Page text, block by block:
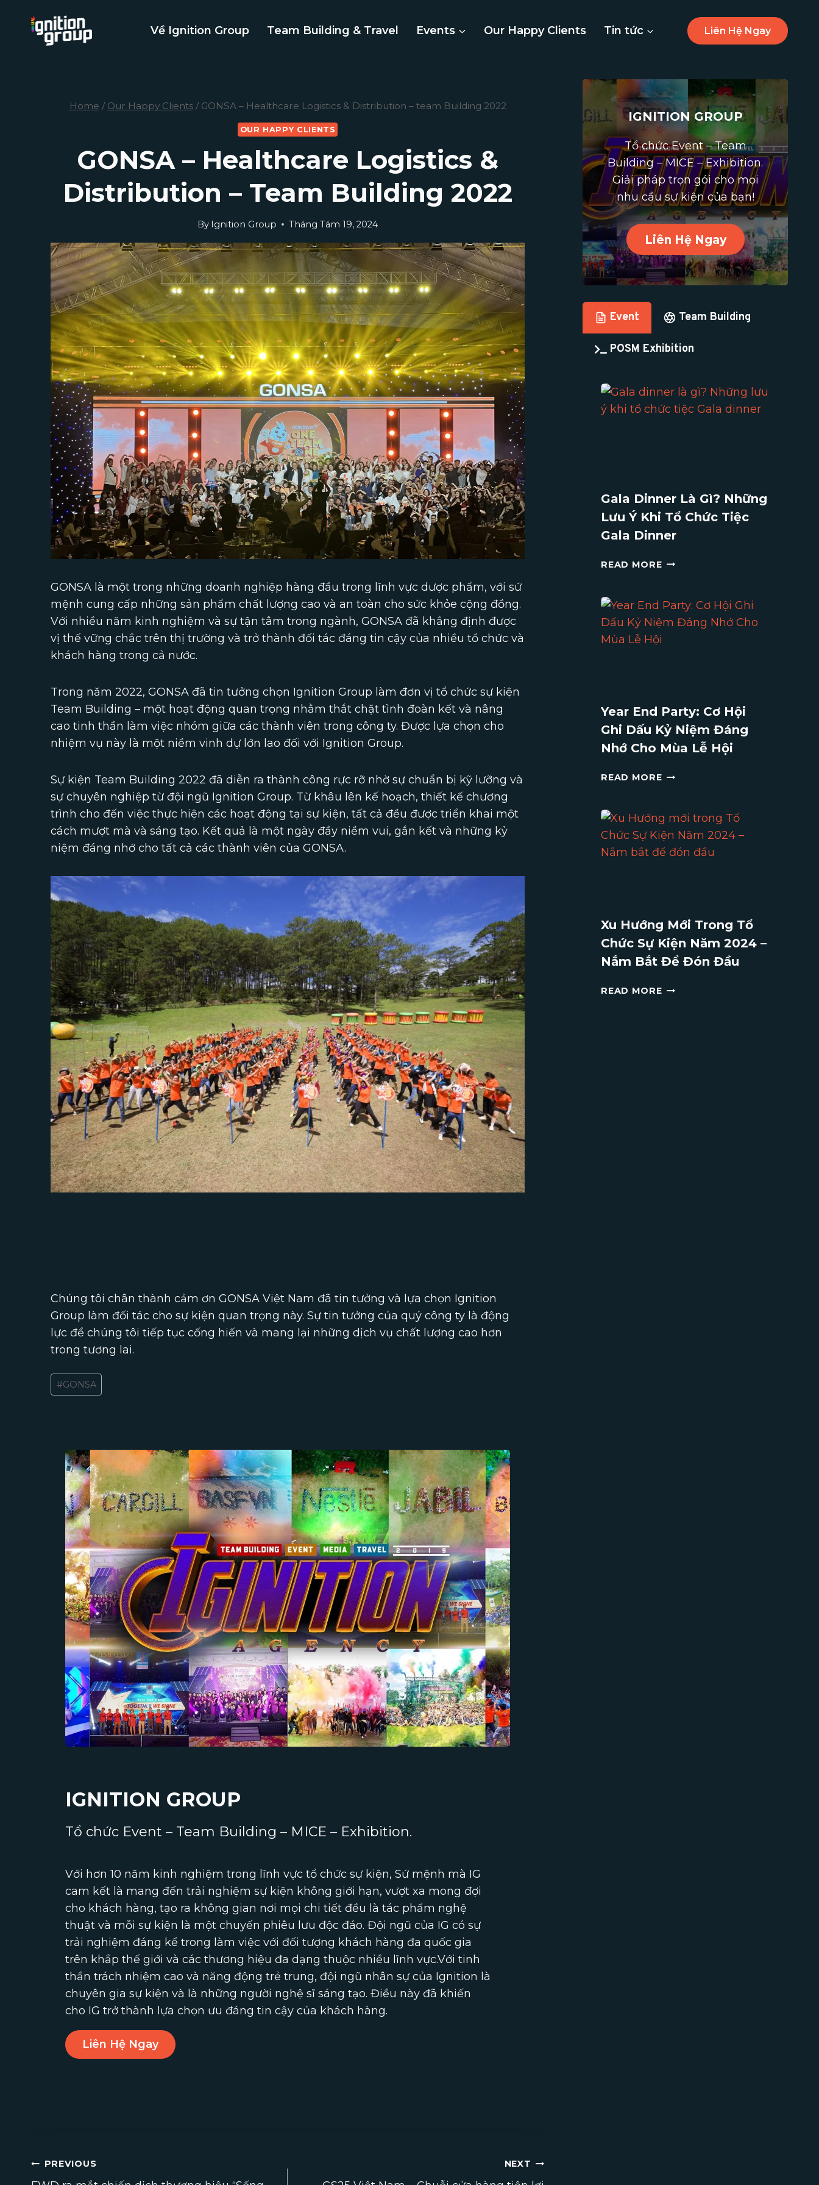
Về Ignition Group Team Building & Travel Events Our Happy Clients Tin tức Liên Hệ Ngay
Home / Our Happy Clients / GONSA – Healthcare Logistics & Distribution – team Building 2022
OUR HAPPY CLIENTS
GONSA – Healthcare Logistics &
Distribution – Team Building 2022
By Ignition Group Tháng Tám 19, 2024
GONSA là một trong những doanh nghiệp hàng đầu trong lĩnh vực dược phẩm, với sứ
mệnh cung cấp những sản phẩm chất lượng cao và an toàn cho sức khỏe cộng đồng.
Với nhiều năm kinh nghiệm và sự tận tâm trong ngành, GONSA đã khẳng định được
vị thế vững chắc trên thị trường và trở thành đối tác đáng tin cậy của nhiều tổ chức và
khách hàng trong cả nước.
Trong năm 2022, GONSA đã tin tưởng chọn Ignition Group làm đơn vị tổ chức sự kiện
Team Building – một hoạt động quan trọng nhằm thắt chặt tình đoàn kết và nâng
cao tinh thần làm việc nhóm giữa các thành viên trong công ty. Được lựa chọn cho
nhiệm vụ này là một niềm vinh dự lớn lao đối với Ignition Group.
Sự kiện Team Building 2022 đã diễn ra thành công rực rỡ nhờ sự chuẩn bị kỹ lưỡng và
sự chuyên nghiệp từ đội ngũ Ignition Group. Từ khâu lên kế hoạch, thiết kế chương
trình cho đến việc thực hiện các hoạt động tại sự kiện, tất cả đều được triển khai một
cách mượt mà và sáng tạo. Kết quả là một ngày đầy niềm vui, gắn kết và những kỷ
niệm đáng nhớ cho tất cả các thành viên của GONSA.
Chúng tôi chân thành cảm ơn GONSA Việt Nam đã tin tưởng và lựa chọn Ignition
Group làm đối tác cho sự kiện quan trọng này. Sự tin tưởng của quý công ty là động
lực để chúng tôi tiếp tục cống hiến và mang lại những dịch vụ chất lượng cao hơn
trong tương lai.
Post
Tags:
#GONSA
IGNITION GROUP
Tổ chức Event – Team Building – MICE – Exhibition.
Với hơn 10 năm kinh nghiệm trong lĩnh vực tổ chức sự kiện, Sứ mệnh mà IG
cam kết là mang đến trải nghiệm sự kiện không giới hạn, vượt xa mong đợi
cho khách hàng, tạo ra không gian nơi mọi chi tiết đều là tác phẩm nghệ
thuật và mỗi sự kiện là một chuyến phiêu lưu độc đáo. Đội ngũ của IG có sự
trải nghiệm đáng kể trong làm việc với đối tượng khách hàng đa quốc gia
trên khắp thế giới và các thương hiệu đa dạng thuộc nhiều lĩnh vực.Với tinh
thần trách nhiệm cao và năng động trẻ trung, đội ngũ nhân sự của Ignition là
chuyên gia sự kiện và là những người nghệ sĩ sáng tạo. Điều này đã khiến
cho IG trở thành lựa chọn ưu đáng tin cậy của khách hàng.
Liên Hệ Ngay
Điều
PREVIOUS NEXT
IGNITION GROUP
Tổ chức Event – Team
Building – MICE – Exhibition.
Giải pháp trọn gói cho mọi
nhu cầu sự kiện của bạn!
Liên Hệ Ngay
Event Team Building
POSM Exhibition
Gala Dinner Là Gì? Những
Lưu Ý Khi Tổ Chức Tiệc
Gala Dinner
READ MOREGALA
GÌ?
NHỮNG
GALA
DINNER
Year End Party: Cơ Hội
Ghi Dấu Kỷ Niệm Đáng
Nhớ Cho Mùa Lễ Hội
READ MOREYEAR
CƠ
HỘI
GHI
DẤU
CHO
MÙA
LỄ
Xu Hướng Mới Trong Tổ
Chức Sự Kiện Năm 2024 –
Nắm Bắt Để Đón Đầu
READ MOREXU